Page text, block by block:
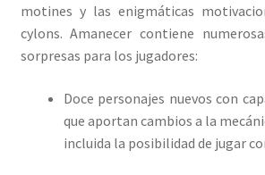
motines y las enigmáticas
cylons. Amanecer contiene
sorpresas para los jugadores:
Doce personajes nuevos con
que aportan cambios a la
incluida la posibilidad de jugar